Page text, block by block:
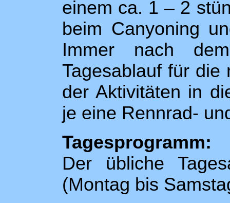
einem ca. 1 – 2
beim Canyoning
Immer nach
Tagesablauf für die
der Aktivitäten in
je eine Rennrad-
Tagesprogramm:
Der übliche
(Montag bis